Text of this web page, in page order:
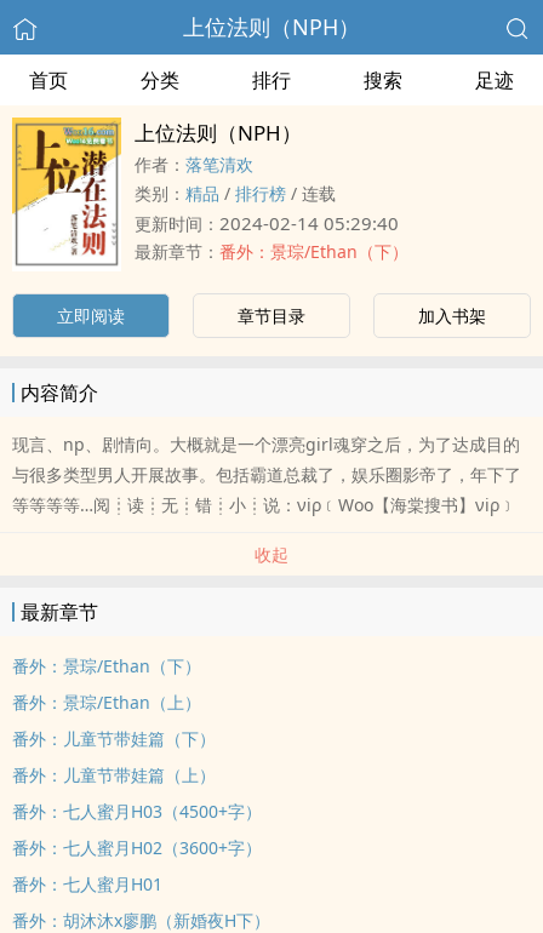
上位法则（NPH）
首页 分类 排行 搜索 足迹
上位法则（NPH）
作者： 落笔清欢
类别： 精品 / 排行榜 / 连载
更新时间： 2024-02-14 05:29:40
最新章节： 番外：景琮/Ethan（下）
立即阅读 章节目录 加入书架
内容简介
现言、np、剧情向。大概就是一个漂亮girl魂穿之后，为了达成目的
与很多类型男人开展故事。包括霸道总裁了，娱乐圈影帝了，年下了
等等等等…阅┊读┊无┊错┊小┊说：νiρ﹝Woo【海棠搜书】νiρ﹞
收起
最新章节
番外：景琮/Ethan（下）
番外：景琮/Ethan（上）
番外：儿童节带娃篇（下）
番外：儿童节带娃篇（上）
番外：七人蜜月H03（4500+字）
番外：七人蜜月H02（3600+字）
番外：七人蜜月H01
番外：胡沐沐x廖鹏（新婚夜H下）